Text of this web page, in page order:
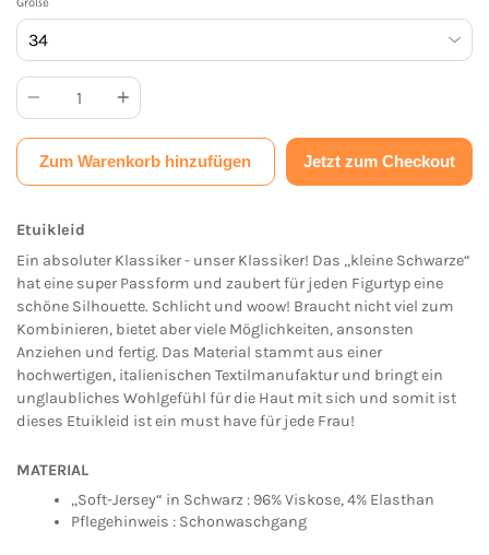
Anzahl
Zum Warenkorb hinzufügen Jetzt zum Checkout
Etuikleid
Ein absoluter Klassiker - unser Klassiker! Das „kleine Schwarze“
hat eine super Passform und zaubert für jeden Figurtyp eine
schöne Silhouette. Schlicht und woow! Braucht nicht viel zum
Kombinieren, bietet aber viele Möglichkeiten, ansonsten
Anziehen und fertig. Das Material stammt aus einer
hochwertigen, italienischen Textilmanufaktur und bringt ein
unglaubliches Wohlgefühl für die Haut mit sich und somit ist
dieses Etuikleid ist ein must have für jede Frau!
MATERIAL
„Soft-Jersey“ in Schwarz : 96% Viskose, 4% Elasthan
Pflegehinweis : Schonwaschgang